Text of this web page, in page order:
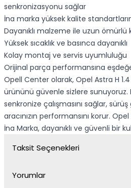
senkronizasyonu sağlar
İna marka yüksek kalite
Dayanıklı malzeme ile uzun ömürlü
Yüksek sıcaklık ve basınca dayanıklı
Kolay montaj ve servis uyumluluğu
Orijinal parça performansına
Opell Center olarak, Opel Astra H
ürününü güvenle sizlere
senkronize çalışmasını sağlar,
aracınızın performansını korur.
İna Marka, dayanıklı ve güvenli bir
Taksit Seçenekleri
Yorumlar